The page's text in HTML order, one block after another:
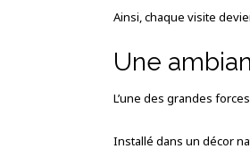
Ainsi, chaque visite
Une
L’une des grandes forces
Installé dans un décor